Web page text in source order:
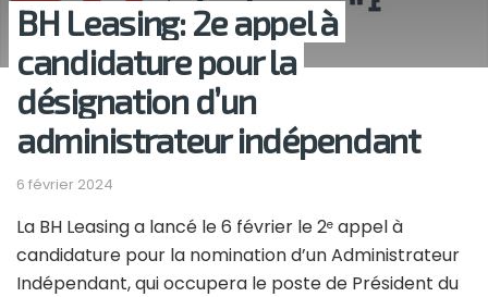
BH Leasing: 2e appel à
candidature pour la
désignation d’un
administrateur indépendant
6 février 2024
La BH Leasing a lancé le 6 février le 2e appel à
candidature pour la nomination d’un Administrateur
Indépendant, qui occupera le poste de Président du